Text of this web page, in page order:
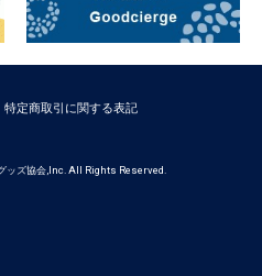
特定商取引に関する表記
ッズ協会,Inc. All Rights Reserved.